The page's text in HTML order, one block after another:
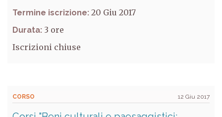
Termine iscrizione: 20 Giu 2017
Durata: 3
Iscrizioni chiuse
CORSO 12 Giu 2017